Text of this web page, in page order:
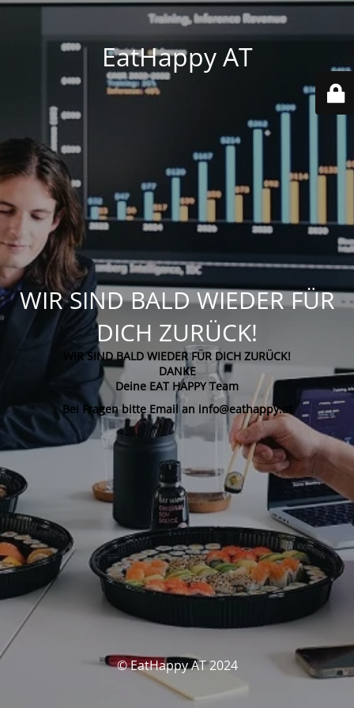
EatHappy AT
WIR SIND BALD WIEDER FÜR
DICH ZURÜCK!
WIR SIND BALD WIEDER FÜR DICH ZURÜCK!
DANKE
Deine EAT HAPPY Team
Bei Fragen bitte Email an info@eathappy.at
© EatHappy AT 2024